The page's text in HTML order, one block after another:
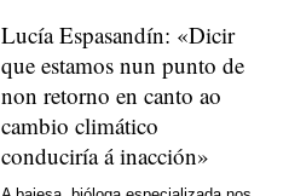
Lucía Espasandín: «Dicir
que estamos nun punto de
non retorno en canto ao
cambio climático
conduciría á inacción»